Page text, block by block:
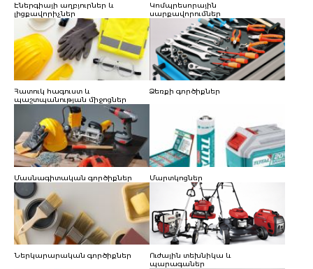
Էներգիայի աղբյուրներ և
լիցքավորիչներ
Կոմպրեսորային
սարքավորումներ
Հատուկ հագուստ և
պաշտպանության միջոցներ
Ձեռքի գործիքներ
Մասնագիտական գործիքներ Մարտկոցներ
Ներկարարական գործիքներ
Ուժային տեխնիկա և
պարագաներ